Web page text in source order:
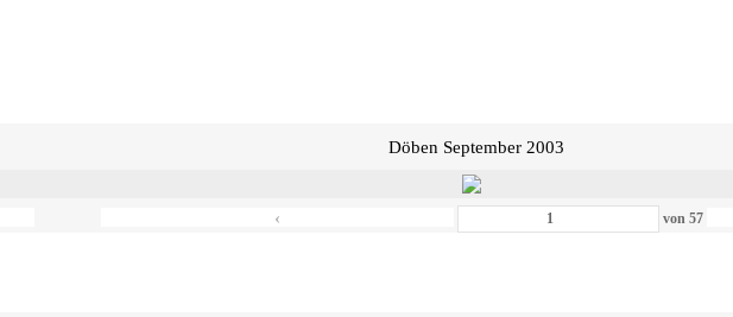
Döben September 2003
‹ von57